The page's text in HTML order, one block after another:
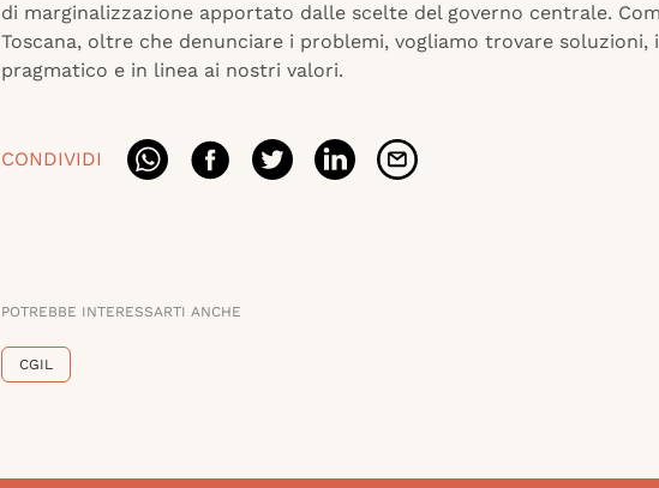
di marginalizzazione apportato dalle scelte del governo centrale.
Toscana, oltre che denunciare i problemi, vogliamo trovare soluzioni,
pragmatico e in linea ai nostri valori.
CONDIVIDI
POTREBBE INTERESSARTI ANCHE
CGIL